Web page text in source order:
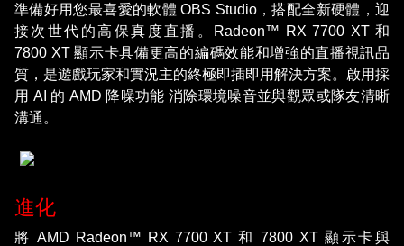
準備好用您最喜愛的軟體 OBS Studio，搭配全新硬體，迎
接次世代的高保真度直播。Radeon™ RX 7700 XT 和
7800 XT 顯示卡具備更高的編碼效能和增強的直播視訊品
質，是遊戲玩家和實況主的終極即插即用解決方案。啟用採
用 AI 的 AMD 降噪功能 消除環境噪音並與觀眾或隊友清晰
溝通。
進化
將 AMD Radeon™ RX 7700 XT 和 7800 XT 顯示卡與